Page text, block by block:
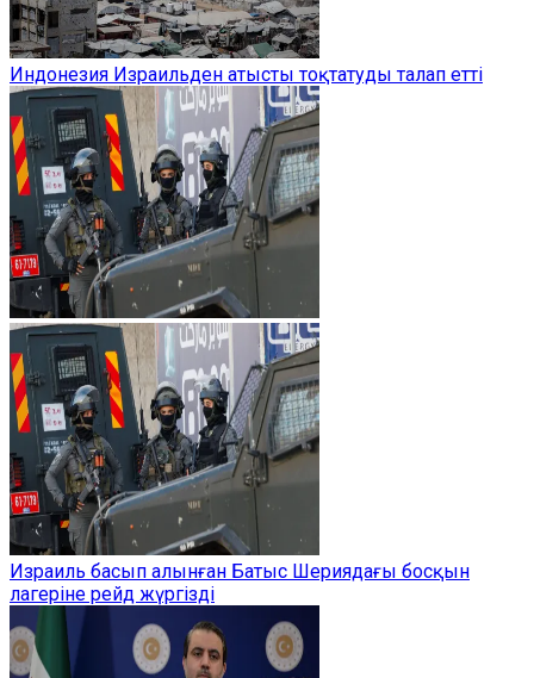
Индонезия Израильден атысты тоқтатуды талап етті
Израиль басып алынған Батыс Шериядағы босқын
лагеріне рейд жүргізді